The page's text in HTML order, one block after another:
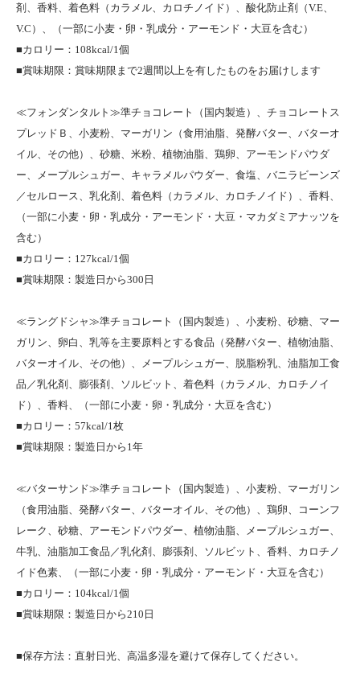
剤、香料、着色料（カラメル、カロチノイド）、酸化防止剤（V.E、
V.C）、（一部に小麦・卵・乳成分・アーモンド・大豆を含む）
■カロリー：108kcal/1個
■賞味期限：賞味期限まで2週間以上を有したものをお届けします
≪フォンダンタルト≫準チョコレート（国内製造）、チョコレートス
プレッドＢ、小麦粉、マーガリン（食用油脂、発酵バター、バターオ
イル、その他）、砂糖、米粉、植物油脂、鶏卵、アーモンドパウダ
ー、メープルシュガー、キャラメルパウダー、食塩、バニラビーンズ
／セルロース、乳化剤、着色料（カラメル、カロチノイド）、香料、
（一部に小麦・卵・乳成分・アーモンド・大豆・マカダミアナッツを
含む）
■カロリー：127kcal/1個
■賞味期限：製造日から300日
≪ラングドシャ≫準チョコレート（国内製造）、小麦粉、砂糖、マー
ガリン、卵白、乳等を主要原料とする食品（発酵バター、植物油脂、
バターオイル、その他）、メープルシュガー、脱脂粉乳、油脂加工食
品／乳化剤、膨張剤、ソルビット、着色料（カラメル、カロチノイ
ド）、香料、（一部に小麦・卵・乳成分・大豆を含む）
■カロリー：57kcal/1枚
■賞味期限：製造日から1年
≪バターサンド≫準チョコレート（国内製造）、小麦粉、マーガリン
（食用油脂、発酵バター、バターオイル、その他）、鶏卵、コーンフ
レーク、砂糖、アーモンドパウダー、植物油脂、メープルシュガー、
牛乳、油脂加工食品／乳化剤、膨張剤、ソルビット、香料、カロチノ
イド色素、（一部に小麦・卵・乳成分・アーモンド・大豆を含む）
■カロリー：104kcal/1個
■賞味期限：製造日から210日
■保存方法：直射日光、高温多湿を避けて保存してください。